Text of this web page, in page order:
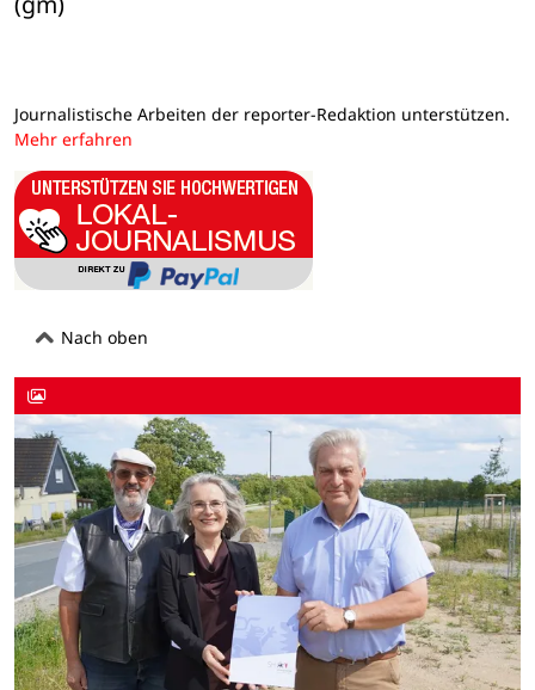
Journalistische Arbeiten der reporter-Redaktion unterstützen.
Mehr erfahren
Nach oben